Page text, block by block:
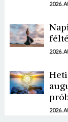
2026.
2026.
2026.